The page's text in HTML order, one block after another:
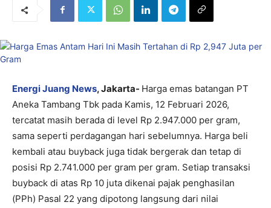
Energi Juang News, Jakarta- Harga emas batangan PT
Aneka Tambang Tbk pada Kamis, 12 Februari 2026,
tercatat masih berada di level Rp 2.947.000 per gram,
sama seperti perdagangan hari sebelumnya. Harga beli
kembali atau buyback juga tidak bergerak dan tetap di
posisi Rp 2.741.000 per gram per gram. Setiap transaksi
buyback di atas Rp 10 juta dikenai pajak penghasilan
(PPh) Pasal 22 yang dipotong langsung dari nilai